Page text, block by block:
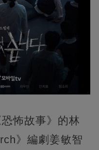
怖故事》的林
》編劇姜敏智